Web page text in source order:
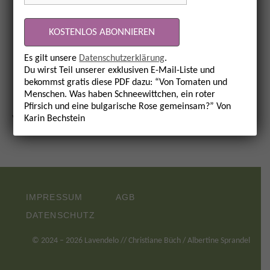
die gesichert auf Mulesing verzichten und /
oder sie nutzen Wolle mitGOTS-Zertifizierung.
Zurück zur Glossar-Übersicht
Vorheriger Beitrag:
IMPRESSUM
AGB
DATENSCHUTZ
© 2024 – 2026 Lavendelo // Christiane Büch / Albertine Sprandel
Es gilt unsere Datenschutzerklärung.
Du wirst Teil unserer exklusiven E-Mail-Liste und
bekommst gratis diese PDF dazu: “Von Tomaten und
Menschen. Was haben Schneewittchen, ein roter
Pfirsich und eine bulgarische Rose gemeinsam?” Von
Karin Bechstein